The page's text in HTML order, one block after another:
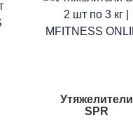
Утяжелители
SPR